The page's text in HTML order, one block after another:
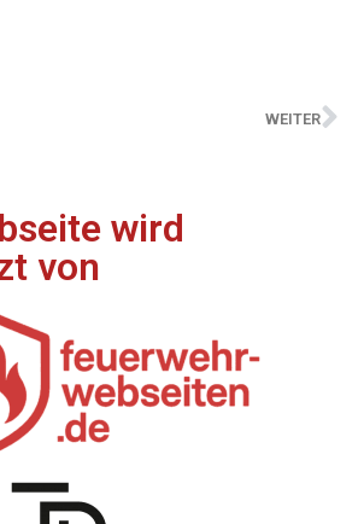
WEITER
wird
von